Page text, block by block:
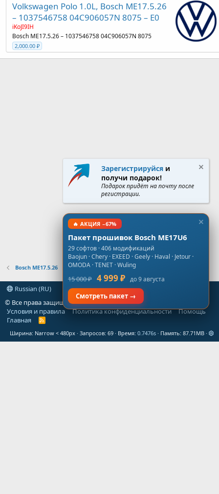
Volkswagen Polo 1.0L, Bosch ME17.5.26
– 1037546758 04C906057N 8075 – E0
iKoJI9IH
Bosch ME17.5.26 – 1037546758 04C906057N 8075
2,000.00 ₽
Bosch ME17.5.26
Russian (RU)
© Все права защищеныgt-forum.info
Условия и правила
Политика конфиденциальности
Помощь
Главная
R
S
Ширина Запросов 69 Время 0.7476s Память 87.71MB
Зарегистрируйся и
получи подарок!
Подарок придёт на почту после
регистрации.
🔥 АКЦИЯ −67%
Пакет прошивок Bosch ME17U6
29 софтов · 406 модификаций
Baojun · Chery · EXEED · Geely · Haval · Jetour ·
OMODA · TENET · Wuling
15 000 ₽ 4 999 ₽ до 9 августа
Смотреть пакет →